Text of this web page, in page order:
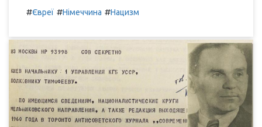
#Євреї #Німеччина #Нацизм